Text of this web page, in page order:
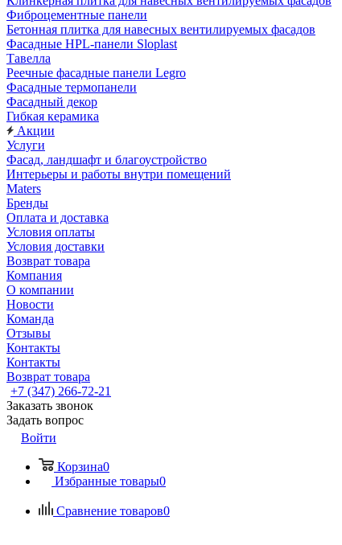
Фиброцементные панели
Бетонная плитка для навесных вентилируемых фасадов
Фасадные HPL-панели Sloplast
Тавелла
Реечные фасадные панели Legro
Фасадные термопанели
Фасадный декор
Гибкая керамика
Акции
Услуги
Фасад, ландшафт и благоустройство
Интерьеры и работы внутри помещений
Maters
Бренды
Оплата и доставка
Условия оплаты
Условия доставки
Возврат товара
Компания
О компании
Новости
Команда
Отзывы
Контакты
Контакты
Возврат товара
+7 (347) 266-72-21
Заказать звонок
Задать вопрос
Войти
Корзина0
Избранные товары0
Сравнение товаров0